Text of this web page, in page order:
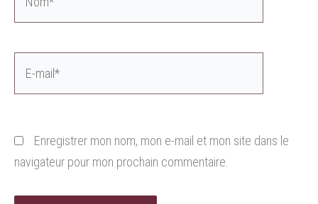
Enregistrer mon nom, mon e-mail et mon site dans le
navigateur pour mon prochain commentaire.